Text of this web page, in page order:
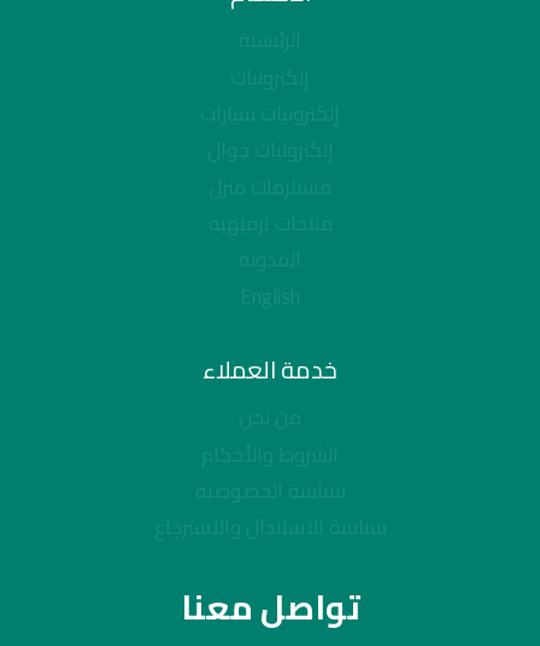
الرئيسية
إلكترونيات
إلكترونيات سيارات
إلكترونيات جوال
مستلزمات منزل
منتجات ترفيهيه
المدونة
English
خدمة العملاء
من نحن
الشروط والأحكام
سياسة الخصوصية
سياسة الاستبدال والاسترجاع
تواصل معنا